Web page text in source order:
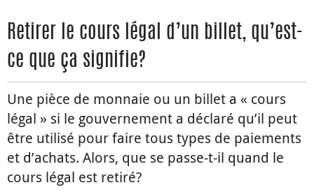
Retirer le cours légal d’un billet, qu’est-
ce que ça signifie?
Une pièce de monnaie ou un billet a « cours
légal » si le gouvernement a déclaré qu’il peut
être utilisé pour faire tous types de paiements
et d’achats. Alors, que se passe-t-il quand le
cours légal est retiré?